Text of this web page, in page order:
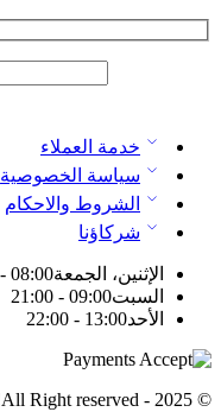
خدمة العملاء
سياسة الخصوصية
الشروط والاحكام
شركاؤنا
الإثنين، الجمعة08:00 - 20:00
السبت09:00 - 21:00
الأحد13:00 - 22:00
© 2025 - All Right reserved!